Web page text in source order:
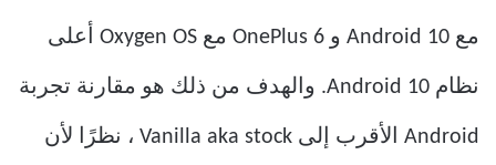
مع Android 10 و OnePlus 6 مع Oxygen OS أعلى
نظام Android 10. والهدف من ذلك هو مقارنة تجربة
Android الأقرب إلى Vanilla aka stock ، نظرًا لأن